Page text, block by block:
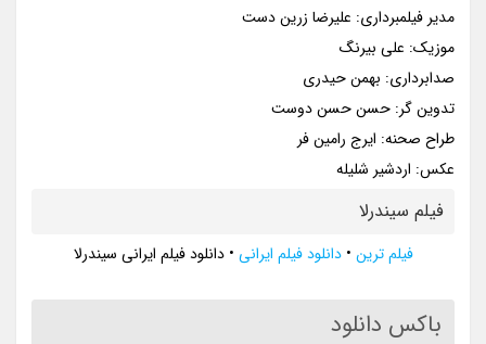
مدیر فیلمبرداری: علیرضا زرین دست
موزیک: علی بیرنگ
صدابرداری: بهمن حیدری
تدوین گر: حسن حسن دوست
طراح صحنه: ایرج رامین فر
عکس: اردشیر شلیله
فیلم سیندرلا
فیلم ترین •دانلود فیلم ایرانی •دانلود فیلم ایرانی سیندرلا
باکس دانلود